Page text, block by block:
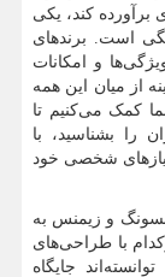
کند، یکی
است. برندهای
و امکانات
از میان این همه
کمک می‌کنیم تا
را بشناسید، با
شخصی خود
و زیمنس به
با طراحی‌های
جایگاه